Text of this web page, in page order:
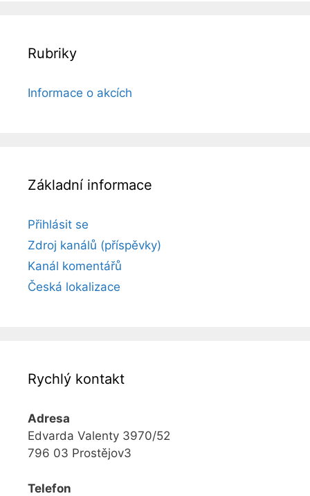
Rubriky
Informace o akcích
Základní informace
Přihlásit se
Zdroj kanálů (příspěvky)
Kanál komentářů
Česká lokalizace
Rychlý kontakt
Adresa
Edvarda Valenty 3970/52
796 03 Prostějov3
Telefon